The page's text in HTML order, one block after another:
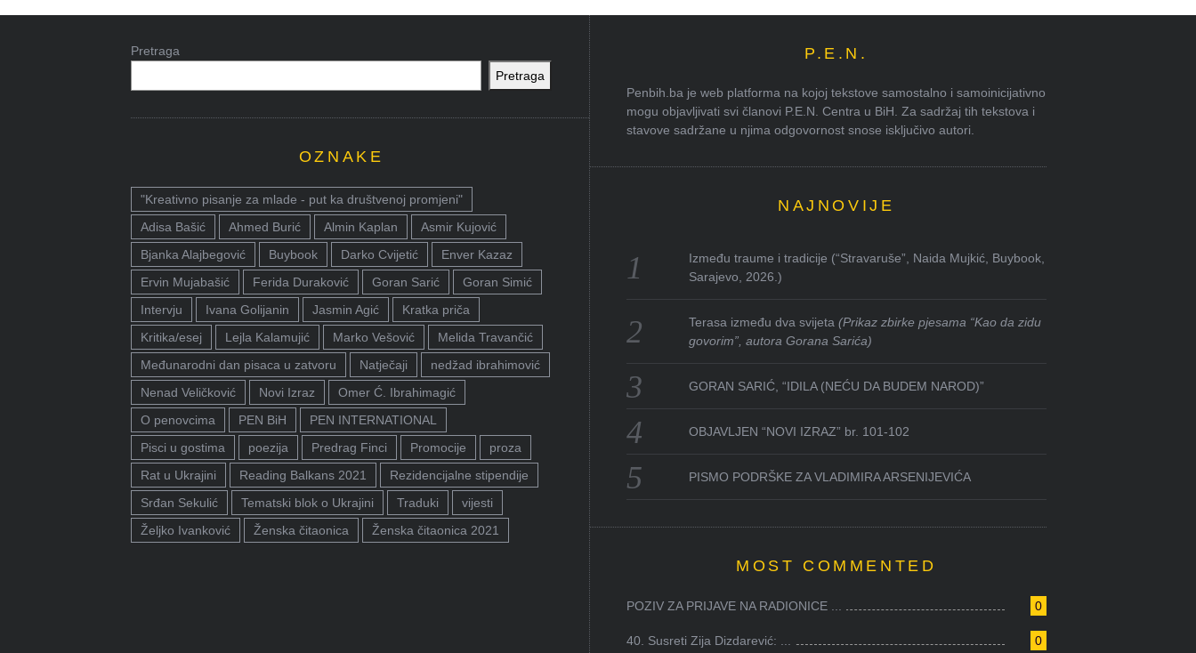
Pretraga
Pretraga
OZNAKE
"Kreativno pisanje za mlade - put ka društvenoj promjeni"
Adisa Bašić
Ahmed Burić Almin Kaplan
Asmir Kujović
Bjanka Alajbegović
Buybook Darko Cvijetić
Enver Kazaz
Ervin Mujabašić
Ferida Duraković Goran Sarić
Goran Simić
Intervju
Ivana Golijanin Jasmin Agić
Kratka priča
Kritika/esej
Lejla Kalamujić Marko Vešović
Melida Travančić
Međunarodni dan pisaca u zatvoru
Natječaji
nedžad ibrahimović
Nenad Veličković
Novi Izraz
Omer Ć. Ibrahimagić
O penovcima
PEN BiH
PEN INTERNATIONAL
Pisci u gostima
poezija Predrag Finci Promocije
proza
Rat u Ukrajini
Reading Balkans 2021
Rezidencijalne stipendije
Srđan Sekulić
Tematski blok o Ukrajini Traduki
vijesti
Željko Ivanković
Ženska čitaonica Ženska čitaonica 2021
P.E.N.
Penbih.ba je web platforma na kojoj tekstove samostalno i samoinicijativno
mogu objavljivati svi članovi P.E.N. Centra u BiH. Za sadržaj tih tekstova i
stavove sadržane u njima odgovornost snose isključivo autori.
NAJNOVIJE
Između traume i tradicije (“Stravaruše”, Naida Mujkić, Buybook,
Sarajevo, 2026.)
Terasa između dva svijeta(Prikaz zbirke pjesama “Kao da zidu
govorim”, autora Gorana Sarića)
GORAN SARIĆ, “IDILA (NEĆU DA BUDEM NAROD)”
OBJAVLJEN “NOVI IZRAZ” br. 101-102
PISMO PODRŠKE ZA VLADIMIRA ARSENIJEVIĆA
MOST COMMENTED
0
POZIV ZA PRIJAVE NA RADIONICE ...
0
40. Susreti Zija Dizdarević: ...